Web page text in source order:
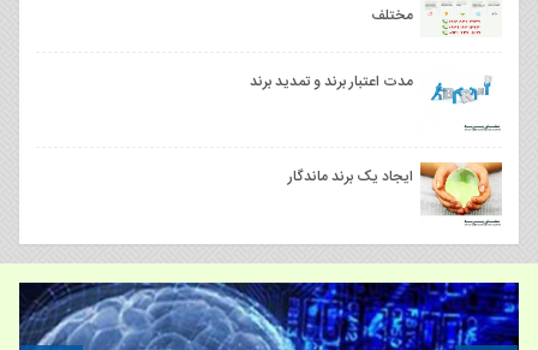
مختلف
مدت اعتبار برند و تمدید برند
ایجاد یک برند ماندگار